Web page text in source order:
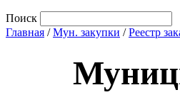
Поиск
Главная /Мун. закупки /Реестр